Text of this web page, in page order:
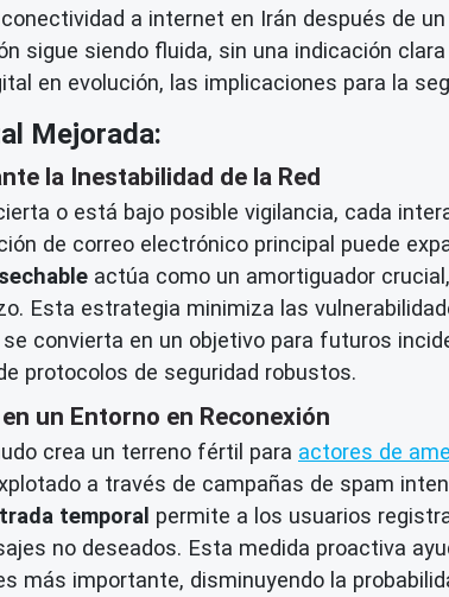
a internet en Irán después de
sigue siendo fluida, sin una indicación
en evolución, las implicaciones para la
Mejorada:
la Inestabilidad de la Red
o está bajo posible vigilancia, cada
de correo electrónico principal puede
actúa como un amortiguador
Esta estrategia minimiza las
convierta en un objetivo para futuros
protocolos de seguridad robustos.
un Entorno en Reconexión
crea un terreno fértil para actores de
a través de campañas de spam
temporal permite a los usuarios
no deseados. Esta medida proactiva
más importante, disminuyendo la